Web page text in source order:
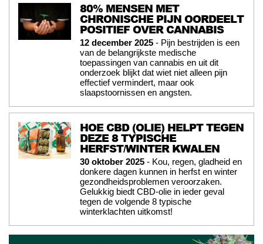
80% MENSEN MET
CHRONISCHE PIJN OORDEELT
POSITIEF OVER CANNABIS
12 december 2025 - Pijn bestrijden is een
van de belangrijkste medische
toepassingen van cannabis en uit dit
onderzoek blijkt dat wiet niet alleen pijn
effectief vermindert, maar ook
slaapstoornissen en angsten.
HOE CBD (OLIE) HELPT TEGEN
DEZE 8 TYPISCHE
HERFST/WINTER KWALEN
30 oktober 2025 - Kou, regen, gladheid en
donkere dagen kunnen in herfst en winter
gezondheidsproblemen veroorzaken.
Gelukkig biedt CBD-olie in ieder geval
tegen de volgende 8 typische
winterklachten uitkomst!